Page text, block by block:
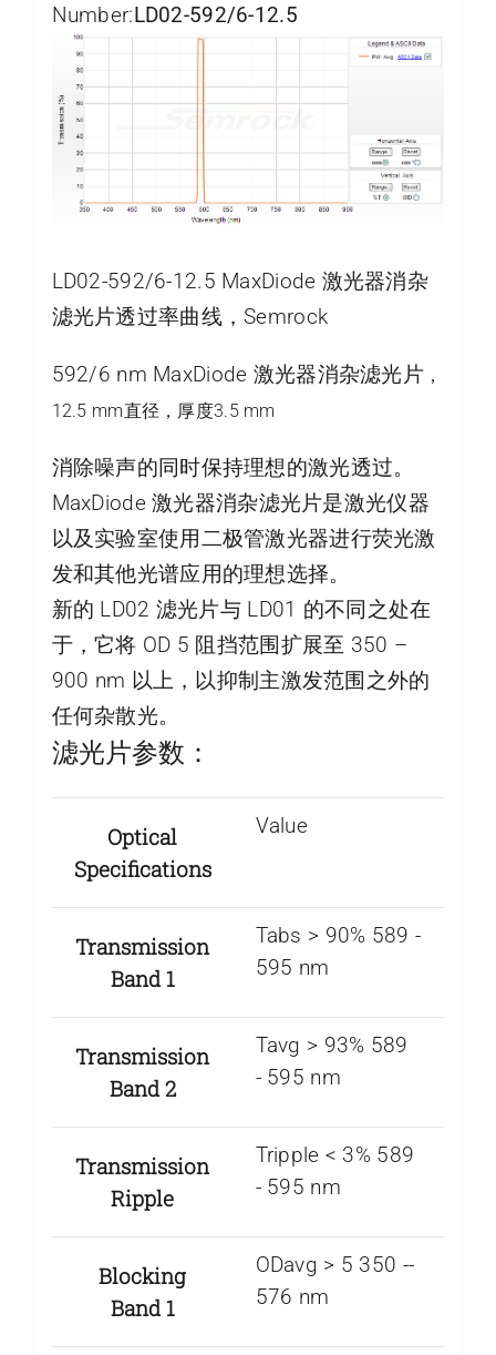
Number:LD02-592/6-12.5
LD02-592/6-12.5 MaxDiode 激光器消杂
滤光片透过率曲线，Semrock
592/6 nm MaxDiode 激光器消杂滤光片，
12.5 mm直径，厚度3.5 mm
消除噪声的同时保持理想的激光透过。
MaxDiode 激光器消杂滤光片是激光仪器
以及实验室使用二极管激光器进行荧光激
发和其他光谱应用的理想选择。
新的 LD02 滤光片与 LD01 的不同之处在
于，它将 OD 5 阻挡范围扩展至 350 –
900 nm 以上，以抑制主激发范围之外的
任何杂散光。
滤光片参数：
Optical
Specifications
Value
Transmission
Band 1
Tabs > 90% 589 ­-
595 nm
Transmission
Band 2
Tavg > 93% 589
-­ 595 nm
Transmission
Ripple
Tripple < 3% 589
­- 595 nm
Blocking
Band 1
ODavg > 5 350 -­
576 nm